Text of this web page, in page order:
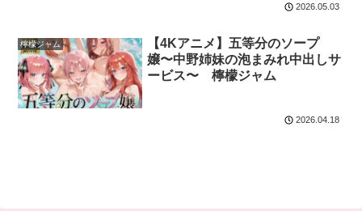
2026.05.03
檸檬ジャム
【4Kアニメ】五等分のソープ
嬢〜中野姉妹の泡まみれ中出しサ
ービス〜 檸檬ジャム
2026.04.18